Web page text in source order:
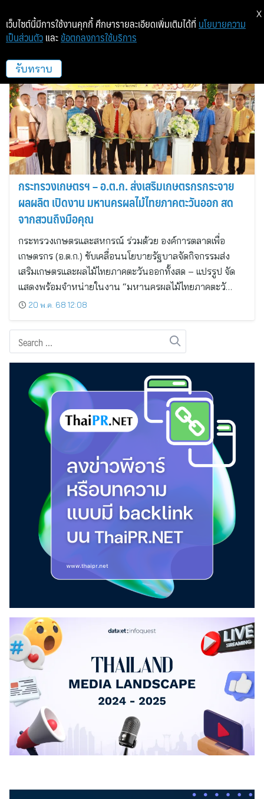
เวิร์คลิงค์ พับลิชชิ่ง
กระทรวงเกษตรฯ – อ.ต.ก. ส่งเสริมเกษตรกรกระจาย
ผลผลิต เปิดงาน มหานครผลไม้ไทยภาคตะวันออก สด
จากสวนถึงมือคุณ
กระทรวงเกษตรและสหกรณ์ ร่วมด้วย องค์การตลาดเพื่อ
เกษตรกร (อ.ต.ก.) ขับเคลื่อนนโยบายรัฐบาลจัดกิจกรรมส่ง
เสริมเกษตรและผลไม้ไทยภาคตะวันออกทั้งสด – แปรรูป จัด
แสดงพร้อมจำหน่ายในงาน “มหานครผลไม้ไทยภาคตะวั…
20 พ.ค. 68 12:08
เว็บไซต์นี้มีการใช้งานคุกกี้ ศึกษารายละเอียดเพิ่มเติมได้ที่ นโยบายความ
เป็นส่วนตัว และ ข้อตกลงการใช้บริการ
รับทราบ
X